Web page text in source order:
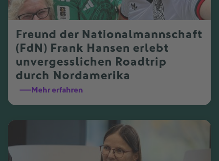
Freund der Nationalmannschaft
(FdN) Frank Hansen erlebt
unvergesslichen Roadtrip
durch Nordamerika
Mehr erfahren